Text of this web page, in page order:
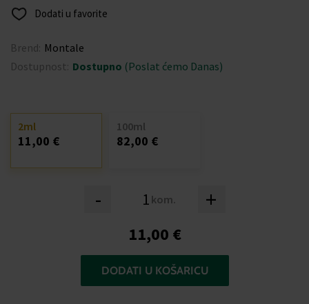
Dodati u favorite
Brend: Montale
Dostupnost: Dostupno (Poslat ćemo Danas)
- kom. +
2ml
11,00 €
100ml
82,00 €
11,00 €
DODATI U KOŠARICU